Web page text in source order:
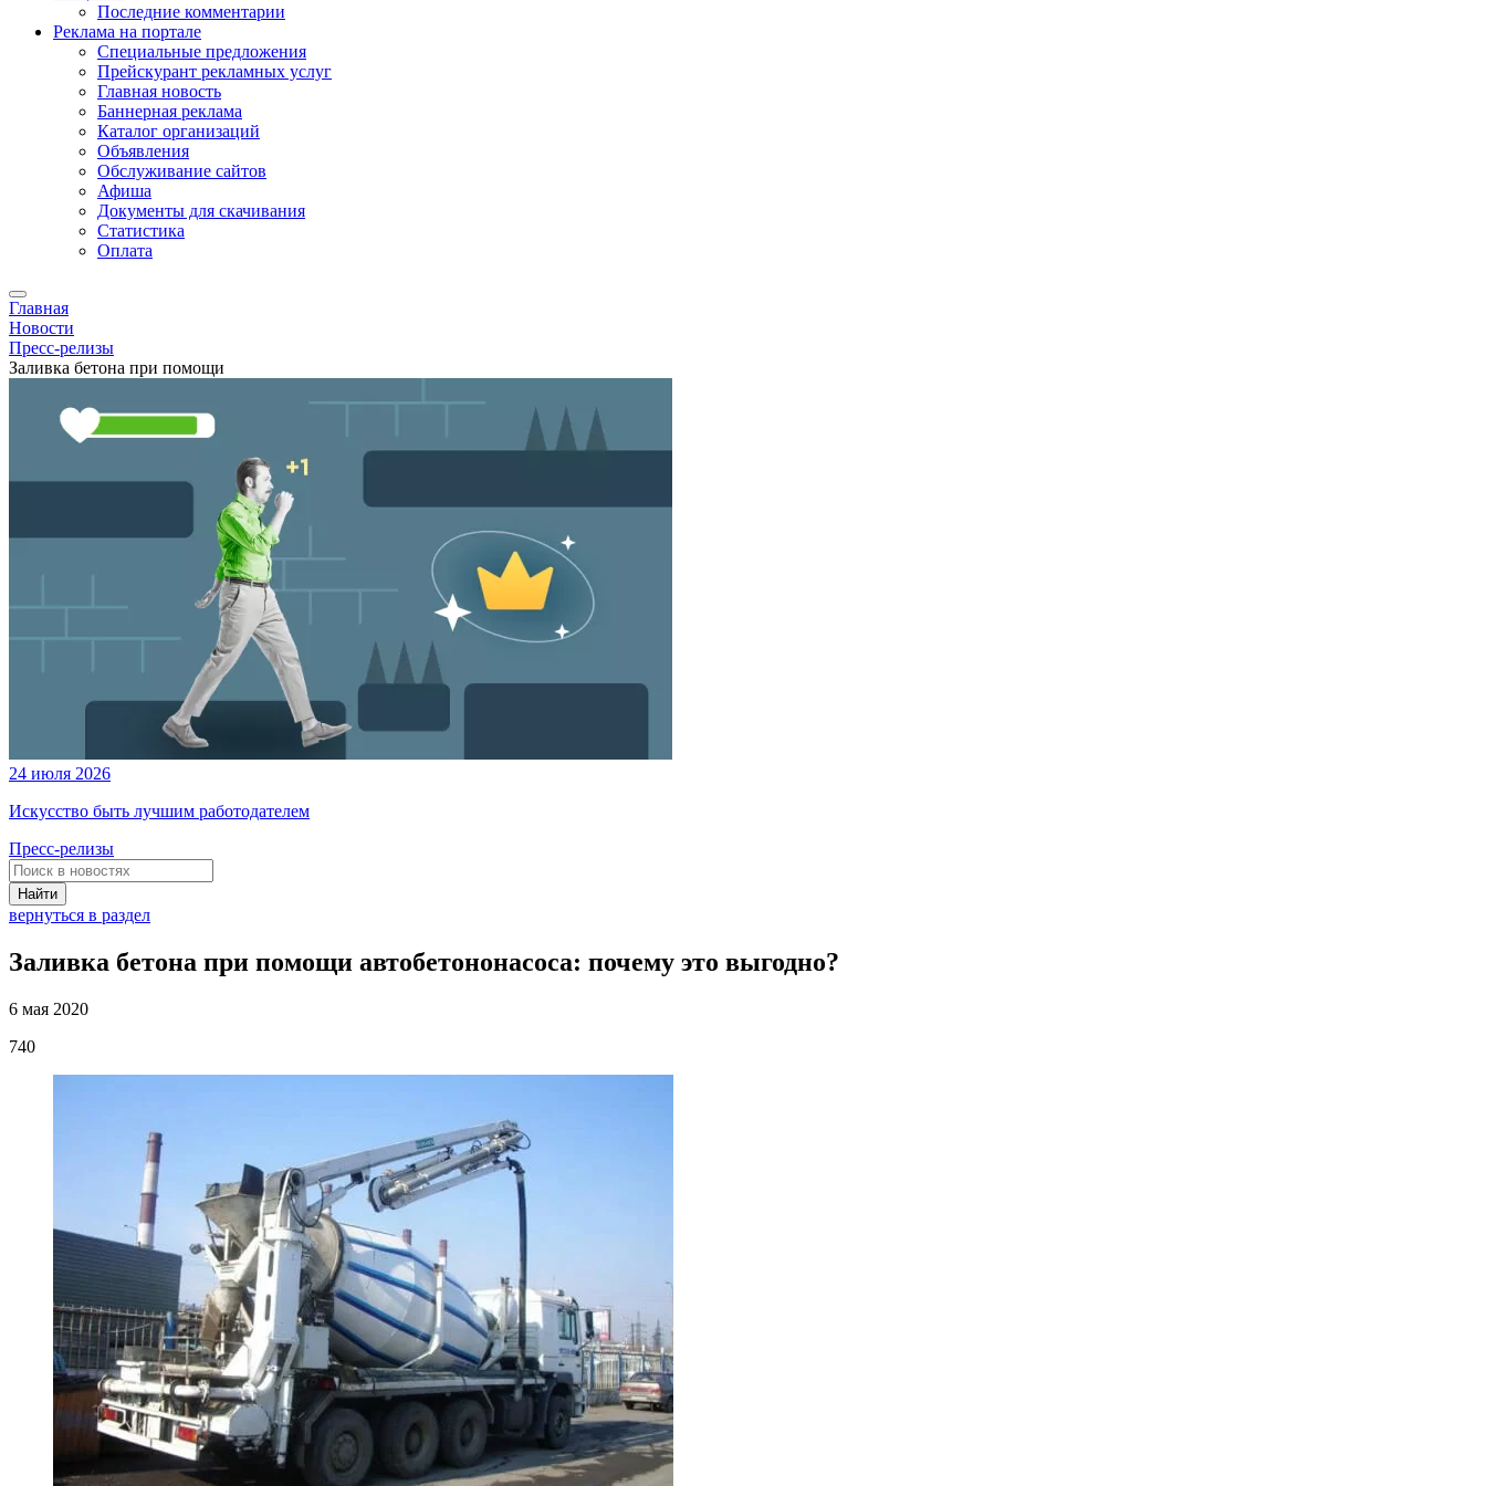
Последние комментарии
Реклама на портале
Специальные предложения
Прейскурант рекламных услуг
Главная новость
Баннерная реклама
Каталог организаций
Объявления
Обслуживание сайтов
Афиша
Документы для скачивания
Статистика
Оплата
Главная
Новости
Пресс-релизы
Заливка бетона при помощи
24 июля 2026
Искусство быть лучшим работодателем
Пресс-релизы
Найти
вернуться в раздел
Заливка бетона при помощи автобетононасоса: почему это выгодно?
6 мая 2020
740